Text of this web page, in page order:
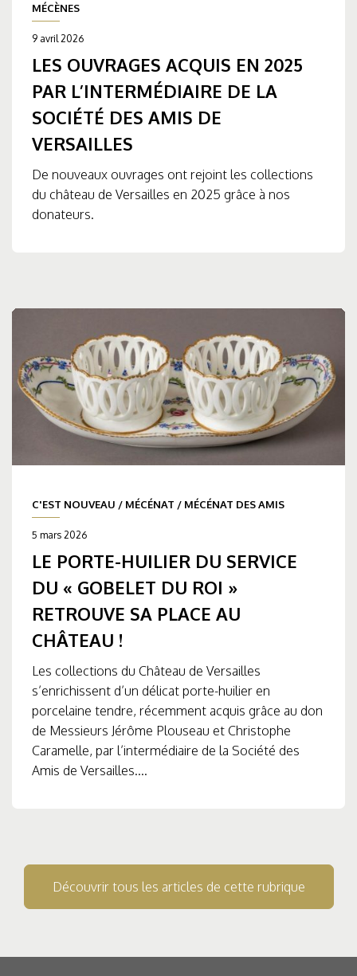
MÉCÈNES
9 avril 2026
LES OUVRAGES ACQUIS EN 2025
PAR L’INTERMÉDIAIRE DE LA
SOCIÉTÉ DES AMIS DE
VERSAILLES
De nouveaux ouvrages ont rejoint les collections
du château de Versailles en 2025 grâce à nos
donateurs.
C'EST NOUVEAU / MÉCÉNAT / MÉCÉNAT DES AMIS
5 mars 2026
LE PORTE-HUILIER DU SERVICE
DU « GOBELET DU ROI »
RETROUVE SA PLACE AU
CHÂTEAU !
Les collections du Château de Versailles
s’enrichissent d’un délicat porte-huilier en
porcelaine tendre, récemment acquis grâce au don
de Messieurs Jérôme Plouseau et Christophe
Caramelle, par l’intermédiaire de la Société des
Amis de Versailles....
Découvrir tous les articles de cette rubrique